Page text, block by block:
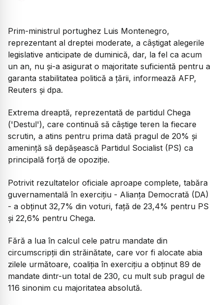
Prim-ministrul portughez Luis Montenegro,
reprezentant al dreptei moderate, a câștigat alegerile
legislative anticipate de duminică, dar, la fel ca acum
un an, nu și-a asigurat o majoritate suficientă pentru a
garanta stabilitatea politică a țării, informează AFP,
Reuters și dpa.
Extrema dreaptă, reprezentată de partidul Chega
('Destul'), care continuă să câștige teren la fiecare
scrutin, a atins pentru prima dată pragul de 20% și
amenință să depășească Partidul Socialist (PS) ca
principală forță de opoziție.
Potrivit rezultatelor oficiale aproape complete, tabăra
guvernamentală în exercițiu - Alianța Democrată (DA)
- a obținut 32,7% din voturi, față de 23,4% pentru PS
și 22,6% pentru Chega.
Fără a lua în calcul cele patru mandate din
circumscripții din străinătate, care vor fi alocate abia
zilele următoare, coaliția în exercițiu a obținut 89 de
mandate dintr-un total de 230, cu mult sub pragul de
116 sinonim cu majoritatea absolută.